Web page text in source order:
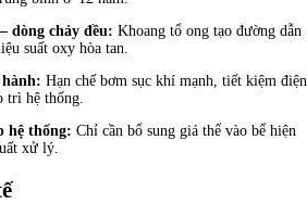
dòng chảy đều: Khoang tổ ong tạo đường dẫn
suất oxy hòa tan.
Hạn chế bơm sục khí mạnh, tiết kiệm điện
trì hệ thống.
hệ thống: Chỉ cần bổ sung giá thể vào bể hiện
xử lý.